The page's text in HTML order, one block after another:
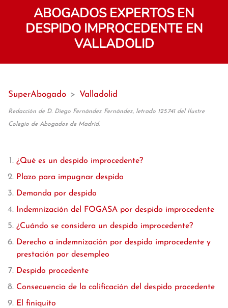
ABOGADOS EXPERTOS EN
DESPIDO IMPROCEDENTE EN
VALLADOLID
SuperAbogado > Valladolid
Redacción de D. Diego Fernández Fernández, letrado 125.741 del Ilustre
Colegio de Abogados de Madrid.
¿Qué es un despido improcedente?
Plazo para impugnar despido
Demanda por despido
Indemnización del FOGASA por despido improcedente
¿Cuándo se considera un despido improcedente?
Derecho a indemnización por despido improcedente y
prestación por desempleo
Despido procedente
Consecuencia de la calificación del despido procedente
El finiquito